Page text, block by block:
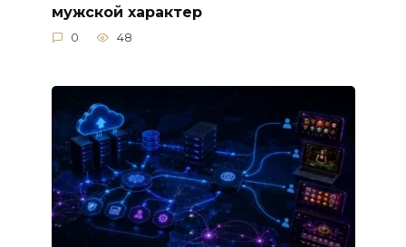
мужской характер
0 48